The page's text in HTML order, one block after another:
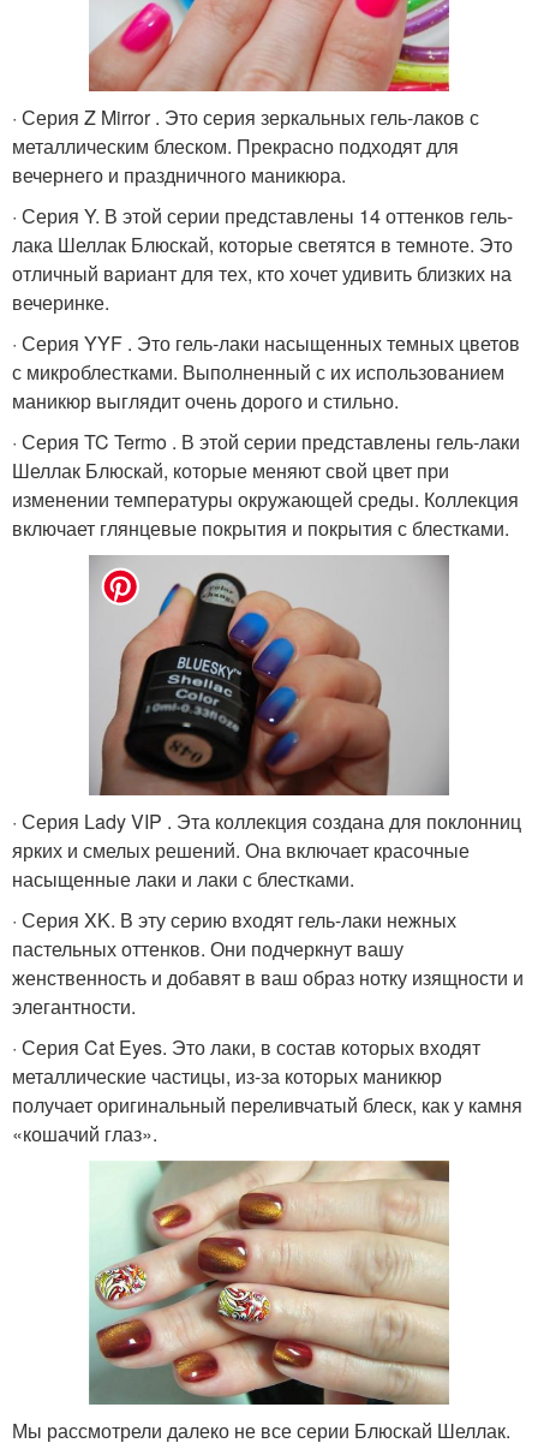
· Серия Z Mirror . Это серия зеркальных гель-лаков с
металлическим блеском. Прекрасно подходят для
вечернего и праздничного маникюра.
· Серия Y. В этой серии представлены 14 оттенков гель-
лака Шеллак Блюскай, которые светятся в темноте. Это
отличный вариант для тех, кто хочет удивить близких на
вечеринке.
· Серия YYF . Это гель-лаки насыщенных темных цветов
с микроблестками. Выполненный с их использованием
маникюр выглядит очень дорого и стильно.
· Серия TC Termo . В этой серии представлены гель-лаки
Шеллак Блюскай, которые меняют свой цвет при
изменении температуры окружающей среды. Коллекция
включает глянцевые покрытия и покрытия с блестками.
· Серия Lady VIP . Эта коллекция создана для поклонниц
ярких и смелых решений. Она включает красочные
насыщенные лаки и лаки с блестками.
· Серия XK. В эту серию входят гель-лаки нежных
пастельных оттенков. Они подчеркнут вашу
женственность и добавят в ваш образ нотку изящности и
элегантности.
· Серия Cat Eyes. Это лаки, в состав которых входят
металлические частицы, из-за которых маникюр
получает оригинальный переливчатый блеск, как у камня
«кошачий глаз».
Мы рассмотрели далеко не все серии Блюскай Шеллак.